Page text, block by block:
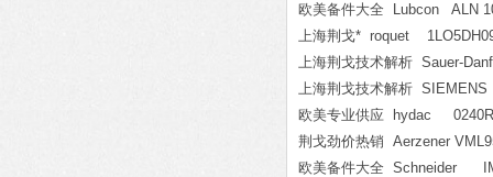
欧美备件大全 Lubcon ALN
上海荆戈* roquet
上海荆戈技术解析 Sauer-
上海荆戈技术解析
欧美专业供应 hydac
荆戈劲价热销 Aerzener
欧美备件大全 Schneider